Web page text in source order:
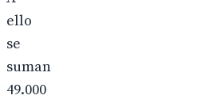
ello
se
suman
49.000